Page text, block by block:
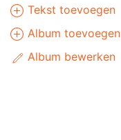
Tekst toevoegen
Album toevoegen
Album bewerken